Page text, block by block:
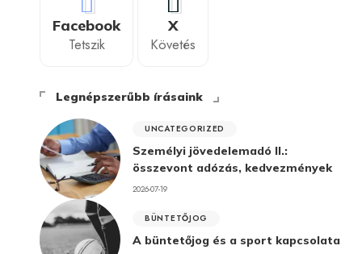
Facebook
Tetszik
X
Követés
Legnépszerűbb írásaink
UNCATEGORIZED
Személyi jövedelemadó II.:
összevont adózás, kedvezmények
2026-07-19
BÜNTETŐJOG
A büntetőjog és a sport kapcsolata